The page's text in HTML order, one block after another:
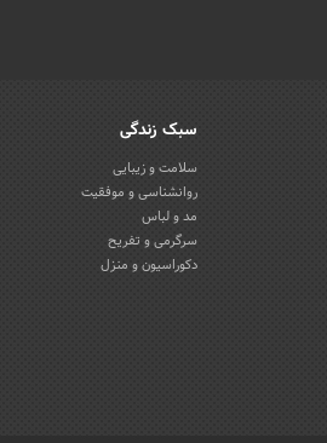
سبک زندگی
سلامت و زیبایی
روانشناسی و موفقیت
مد و لباس
سرگرمی و تفریح
دکوراسیون و منزل